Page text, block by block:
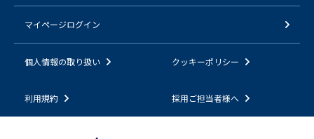
マイページログイン
個人情報の取り扱い クッキーポリシー
利用規約 採用ご担当者様へ